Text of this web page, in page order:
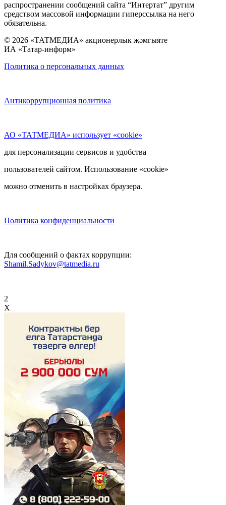
распространении сообщений сайта “Интертат” другим
средством массовой информации гиперссылка на него
обязательна.
© 2026 «ТАТМЕДИА» акционерлык җәмгыяте
ИА «Татар-информ»
Политика о персональных данных
Антикоррупционная политика
АО «ТАТМЕДИА» использует «cookie»
для персонализации сервисов и удобства
пользователей сайтом. Использование «cookie»
можно отменить в настройках браузера.
Политика конфиденциальности
Для сообщений о фактах коррупции:
Shamil.Sadykov@tatmedia.ru
2
X